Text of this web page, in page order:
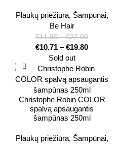
Plaukų priežiūra, Šampūnai,
Be Hair
€11.90 – €22.00
€10.71 – €19.80
Sold out
Christophe Robin COLOR
spalvą apsaugantis
šampūnas 250ml
Plaukų priežiūra, Šampūnai,